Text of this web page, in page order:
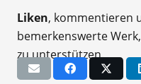
Liken, kommentieren
bemerkenswerte
zu unterstützen.